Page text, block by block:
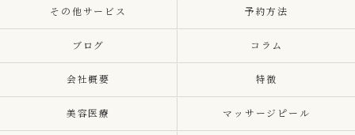
その他サービス 予約方法
ブログ コラム
会社概要 特徴
美容医療 マッサージピール